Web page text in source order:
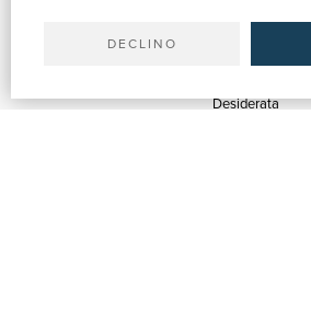
DECLINO
Spedizioni
Desiderata